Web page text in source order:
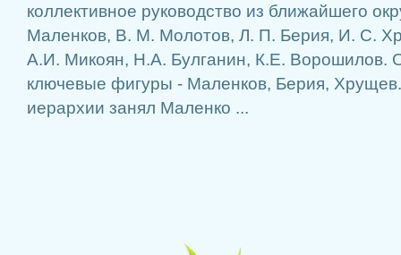
коллективное руководство из ближайшего
Маленков, В. М. Молотов, Л. П. Берия, И. С.
А.И. Микоян, Н.А. Булганин, К.Е. Ворошилов.
ключевые фигуры - Маленков, Берия,
иерархии занял Маленко ...